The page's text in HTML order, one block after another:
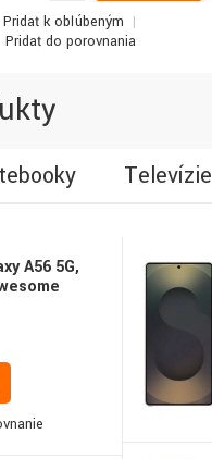
Pridať k obľúbeným
Pridať do porovnania
Televízie
A56 5G,